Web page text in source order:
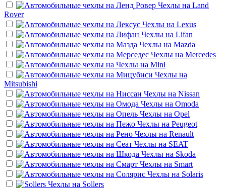
Чехлы на Land
Rover
Чехлы на Lexus
Чехлы на Lifan
Чехлы на Mazda
Чехлы на Mercedes
Чехлы на Mini
Чехлы на
Mitsubishi
Чехлы на Nissan
Чехлы на Omoda
Чехлы на Opel
Чехлы на Peugeot
Чехлы на Renault
Чехлы на SEAT
Чехлы на Skoda
Чехлы на Smart
Чехлы на Solaris
Чехлы на Sollers